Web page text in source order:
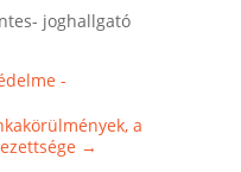
joghallgató
-
a
→